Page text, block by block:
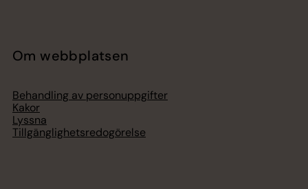
Om webbplatsen
Behandling av personuppgifter
Kakor
Lyssna
Tillgänglighetsredogörelse